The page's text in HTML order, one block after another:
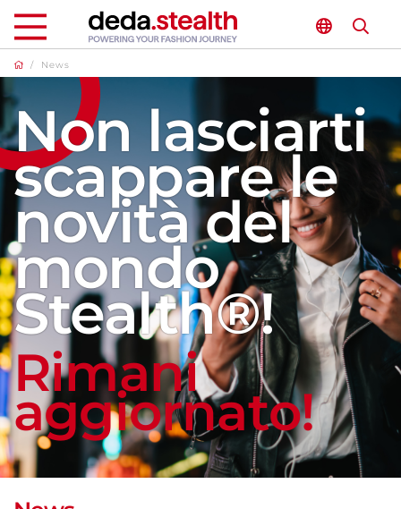
/ News
Non lasciarti
scappare le
novità del
mondo
Stealth®!
Rimani
aggiornato!